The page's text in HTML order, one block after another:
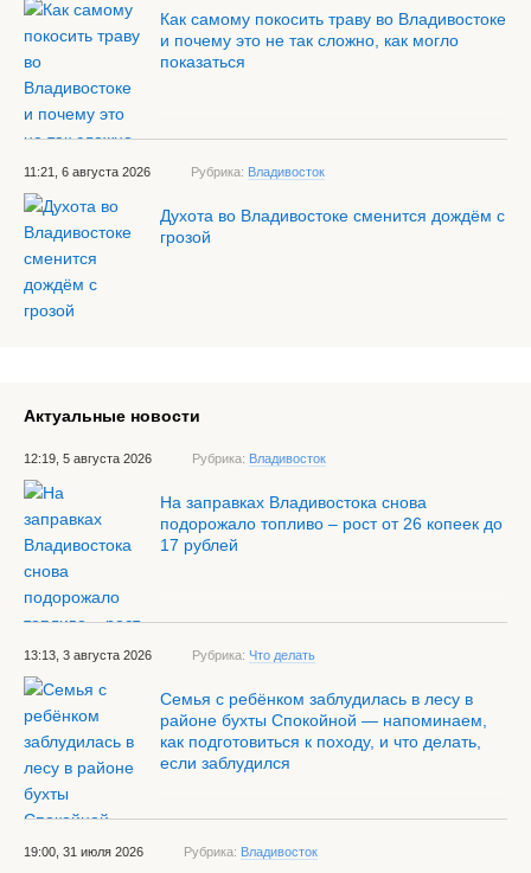
Как самому покосить траву во Владивостоке
и почему это не так сложно, как могло
показаться
11:21, 6 августа 2026 Рубрика: Владивосток
Духота во Владивостоке сменится дождём с
грозой
Актуальные новости
12:19, 5 августа 2026 Рубрика: Владивосток
На заправках Владивостока снова
подорожало топливо – рост от 26 копеек до
17 рублей
13:13, 3 августа 2026 Рубрика: Что делать
Семья с ребёнком заблудилась в лесу в
районе бухты Спокойной — напоминаем,
как подготовиться к походу, и что делать,
если заблудился
19:00, 31 июля 2026 Рубрика: Владивосток